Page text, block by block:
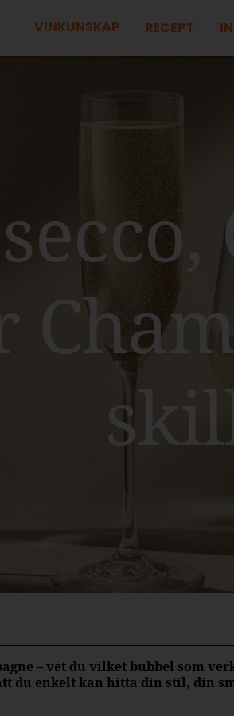
VINKUNSKAP RECEPT
– vet du vilket bubbel som
du enkelt kan hitta din stil, din